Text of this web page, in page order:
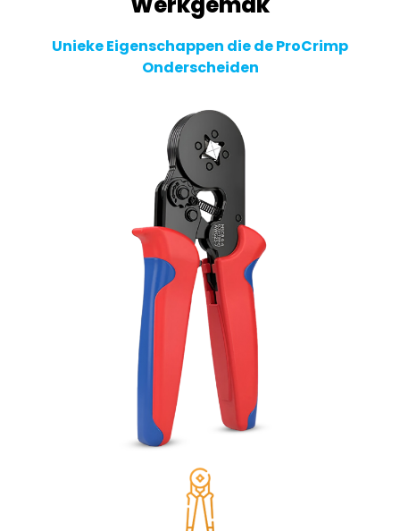
Unieke Eigenschappen die de ProCrimp
Onderscheiden